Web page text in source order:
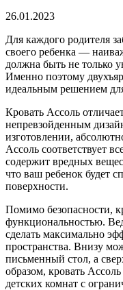
26.01.2023
Для каждого родителя
своего ребенка —
должна быть не только
Именно поэтому
идеальным решением
Кровать Ассоль
непревзойденным
изготовлении,
Ассоль соответствует
содержит вредных
что ваш ребенок будет
поверхности.
Помимо безопасности,
функциональностью.
сделать максимально
пространства. Внизу
письменный стол, а
образом, кровать
детских комнат с